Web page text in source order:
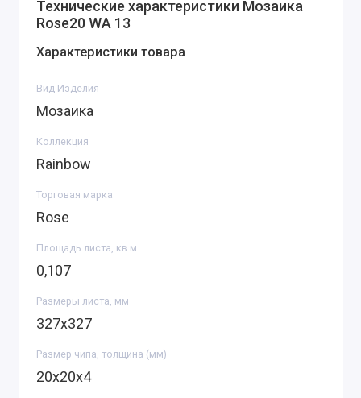
Технические характеристики Мозаика
Rose20 WA 13
Характеристики товара
Вид Изделия
Мозаика
Коллекция
Rainbow
Торговая марка
Rose
Площадь листа, кв.м.
0,107
Размеры листа, мм
327х327
Размер чипа, толщина (мм)
20х20х4